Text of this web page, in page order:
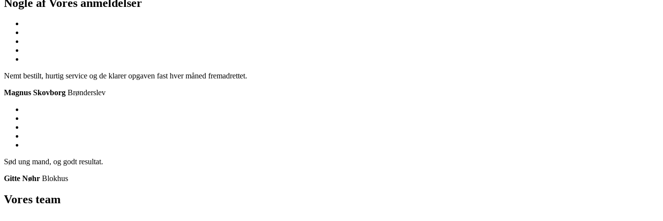
Nogle af Vores anmeldelser
Nemt bestilt, hurtig service og de klarer opgaven fast hver måned fremadrettet.
Magnus Skovborg Brønderslev
Sød ung mand, og godt resultat.
Gitte Nøhr Blokhus
Vores team